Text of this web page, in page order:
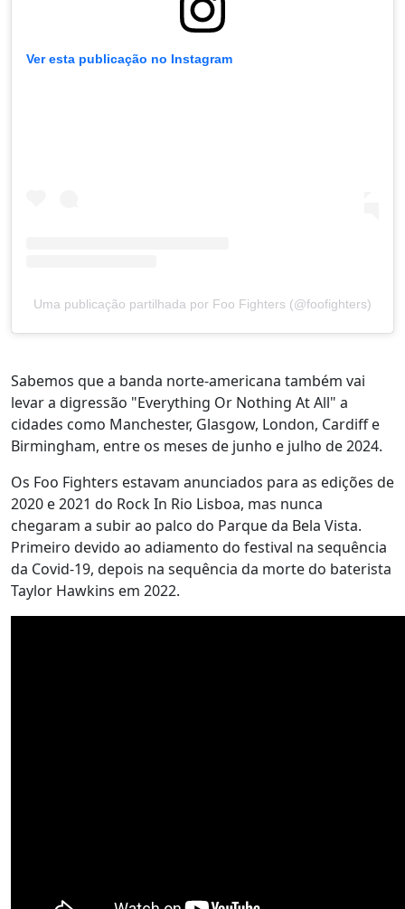
Ver esta publicação no Instagram
Uma publicação partilhada por Foo Fighters (@foofighters)
Sabemos que a banda norte-americana também vai
levar a digressão "Everything Or Nothing At All" a
cidades como Manchester, Glasgow, London, Cardiff e
Birmingham, entre os meses de junho e julho de 2024.
Os Foo Fighters estavam anunciados para as edições de
2020 e 2021 do Rock In Rio Lisboa, mas nunca
chegaram a subir ao palco do Parque da Bela Vista.
Primeiro devido ao adiamento do festival na sequência
da Covid-19, depois na sequência da morte do baterista
Taylor Hawkins em 2022.